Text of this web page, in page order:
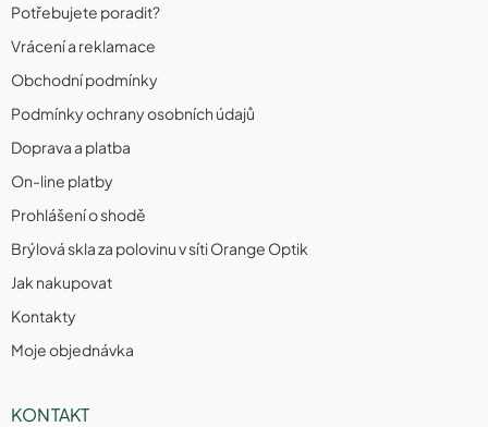
Potřebujete poradit?
Vrácení a reklamace
Obchodní podmínky
Podmínky ochrany osobních údajů
Doprava a platba
On-line platby
Prohlášení o shodě
Brýlová skla za polovinu v síti Orange Optik
Jak nakupovat
Kontakty
Moje objednávka
KONTAKT